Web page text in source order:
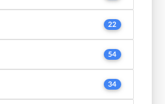
22
54
34